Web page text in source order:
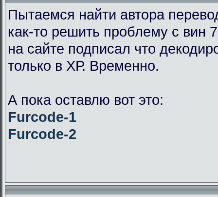
Пытаемся найти автора
как-то решить проблему с вин
на сайте подписал что
только в ХР. Временно.
А пока оставлю вот это:
Furcode-1
Furcode-2